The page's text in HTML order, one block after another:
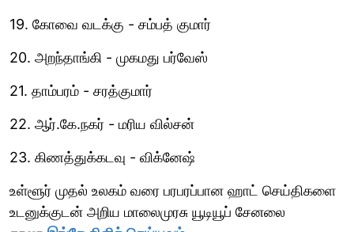
19. கோவை வடக்கு - சம்பத் குமார்
20. அறந்தாங்கி - முகமது பர்வேஸ்
21. தாம்பரம் - சரத்குமார்
22. ஆர்.கே.நகர் - மரிய வில்சன்
23. கிணத்துக்கடவு - விக்னேஷ்
உள்ளூர் முதல் உலகம் வரை பரபரப்பான ஹாட் செய்திகளை
உடனுக்குடன் அறிய மாலைமுரசு யூடியூப் சேனலை